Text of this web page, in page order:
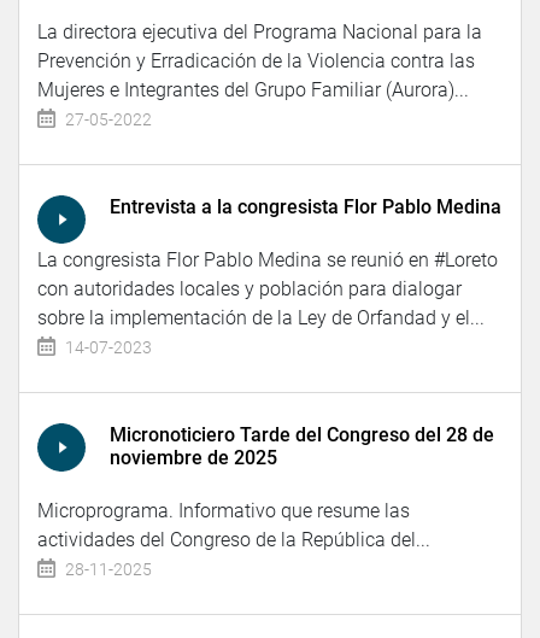
La directora ejecutiva del Programa Nacional para la
Prevención y Erradicación de la Violencia contra las
Mujeres e Integrantes del Grupo Familiar (Aurora)...
27-05-2022
Entrevista a la congresista Flor Pablo Medina
La congresista Flor Pablo Medina se reunió en #Loreto
con autoridades locales y población para dialogar
sobre la implementación de la Ley de Orfandad y el...
14-07-2023
Micronoticiero Tarde del Congreso del 28 de
noviembre de 2025
Microprograma. Informativo que resume las
actividades del Congreso de la República del...
28-11-2025